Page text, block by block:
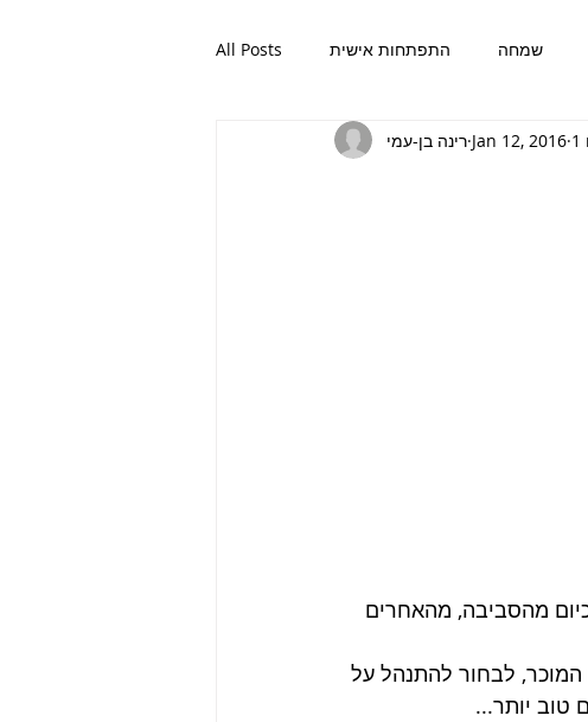
All Posts התפתחות אישית שמחה
אהבה התפתחות אישיתרינה בן-עמי Jan 12, 2016 1
מהסביבה, מהאחרים
לבחור להתנהל על
טוב יותר...